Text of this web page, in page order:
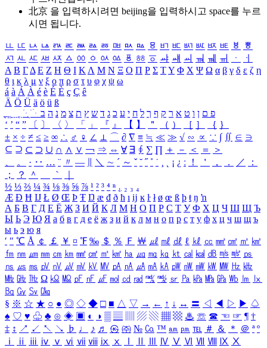
北京 을 입력하시려면 beijing을 입력하시고 space를 누르
시면 됩니다.
ㅥ ㅦ ㅧ ㅨ ㅩ ㅪ ㅫ ㅬ ㅭ ㅮ ㅯ ㅰ ㅱ ㅲ ㅳ ㅴ ㅵ ㅶ ㅷ ㅸ
ㅹ
ㅺ ㅻ ㅼ ㅽ ㅾ ㅿ ㆀ ㆁ ㆂ ㆃ ㆄ ㆅ ㆆ ㆇ ㆈ ㆉ ㆊ ㆋ ㆌ ㆍ
ㆎ
Α Β ΓΔ Ε Ζ Η Θ Ι ΚΛ Μ Ν Ξ Ο Π Ρ Σ ΤΥ Φ Χ Ψ Ω α β γ δ ε ζ η
θ ι κ λ μ ν ξ ο π ρ σ τ υ φ χ ψ ω
á à Á À é è É È ç Ç ê
Ä Ö Ü ä ö ü ß
ִֶֹ ֻּ ׁׂ פ ם ן ו ט א ר ק ף ך ל ח י ע כ ג ד ש ץ ת צ מ נ ה ב
‘ ’ “ ” 〔 〕 〈 〉 「 」 『 』 【 】 ＂ （ ） ［ ］ ｛ ｝
± × ÷ ≠ ≤ ≥ ∞ ∴ ♂ ♀ ∠ ⊥ ⌒ ∂ ∇ ≡ ≒ ≪ ≫ √ ∽ ∝ ∵ ∫ ∬ ∈ ∋
⊆ ⊇ ⊂ ⊃ ∪ ∩ ∧ ∨ ￢ ⇒ ⇔ ∀ ∃ ∮ ∑ ∏ ＋ － ＜ ＝
＞
、
。 · ‥ … ¨ 〃 ― ＼ ∼ ´ ～ ˇ ˘ ˝ ˚ ˙ ¸ ¡ ¿ ː ！ ＇ ， ． ／
：
；
？ ＾ ｀
½ ⅓ ⅔ ¼ ¾ ⅛ ⅜ ⅝ ⅞ ¹ ² ³ ⁴ ⁿ ₁ ₂ ₃ ₄
Æ Ð Ħ Ĳ Ł Ø Œ Þ Ŧ Ŋ æ đ ð ħ ı ĳ ĸ ŀ ł ø œ ß þ ŧ ŋ ŉ
А Б В Г Д Е Ё Ж З И Й К Л М Н О П Р С Т У Ф Х Ц Ч Ш Щ Ъ
Ы Ь Э Ю Я а б в г д е ё ж з и й к л м н о п р с т у ф х ц ч ш щ ъ
ы ь э ю я
′ ″ ℃ Å ￠ ￡ ￥ ¤ ℉ ‰ ＄ ％ Ｆ ￦ ㎕ ㎖ ㎗ ℓ ㎘ ㏄ ㎣ ㎤ ㎥ ㎦
㎙ ㎚ ㎛ ㎜ ㎝ ㎞ ㎟ ㎠ ㎡ ㎢ ㏊ ㎍ ㎎ ㎏ ㏏ ㎈ ㎉ ㏈ ㎧ ㎨ ㎰
㎱ ㎲ ㎳ ㎴ ㎵ ㎶ ㎷ ㎸ ㎹ ㎀ ㎁ ㎂ ㎃ ㎄ ㎺ ㎻ ㎽ ㎾ ㎿ ㎐ ㎑
㎒ ㎓ ㎔ Ω ㏀ ㏁ ㎊ ㎋ ㎌ ㏖ ㏅ ㎭ ㎮ ㎯ ㏛ ㎩ ㎪ ㎫ ㎬ ㏝ ㏐
㏓
㏃ ㏉ ㏜ ㏆
§ ※ ☆ ★ ○ ● ◎ ◇ ◆ □ ■ △ ▽ → ← ↑ ↓ ↔ 〓 ◁ ◀ ▷ ▶ ♤
♠ ♡ ♥ ♧ ♣ ⊙ ◈ ▣ ◐ ◑ ▒ ▤ ▨ ▧ ▦ ▩ ♨ ☏ ☎ ☜ ☞ ¶ †
‡ ↕ ↗ ↙ ↖ ↘ ♭ ♩ ♪ ♬ ㉿ ㈜ № ㏇ ™ ㏂ ㏘ ℡ ＃ ＆ ＊ ＠ ª º
ⅰ
ⅱ ⅲ ⅳ ⅴ ⅵ ⅶ ⅷ ⅸ ⅹ Ⅳ Ⅴ Ⅵ Ⅶ Ⅷ Ⅸ Ⅹ